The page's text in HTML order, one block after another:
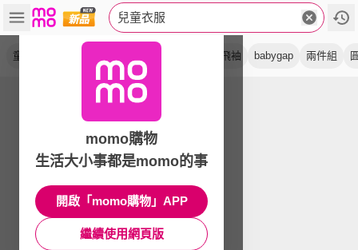
兒童衣服
童裝 小飛袖 babygap 兩件組
momo購物
生活大小事都是momo的事
開啟「momo購物」APP
繼續使用網頁版